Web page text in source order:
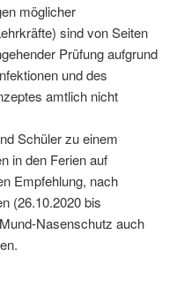
möglicher
sind von Seiten
Prüfung aufgrund
und des
amtlich nicht
Schüler zu einem
in den Ferien auf
Empfehlung, nach
(26.10.2020 bis
Nasenschutz auch